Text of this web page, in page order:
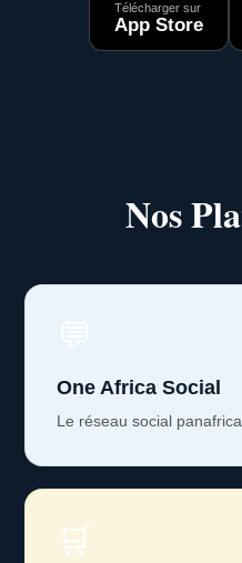
Télécharger sur
App Store
Nos
One Africa Social
Le réseau social
🛒